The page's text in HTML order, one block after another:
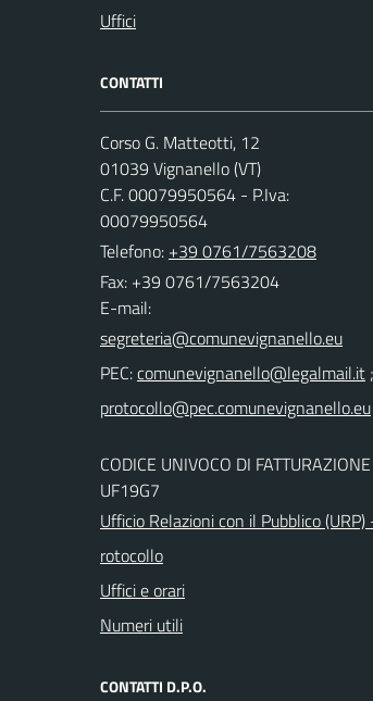
Uffici
CONTATTI
Corso G. Matteotti, 12
01039 Vignanello (VT)
C.F. 00079950564 - P.Iva:
00079950564
Telefono: +39 0761/7563208
Fax: +39 0761/7563204
E-mail:
PEC: ;
CODICE UNIVOCO DI
UF19G7
Ufficio Relazioni con il Pubblico (URP)
rotocollo
Uffici e orari
Numeri utili
CONTATTI D.P.O.